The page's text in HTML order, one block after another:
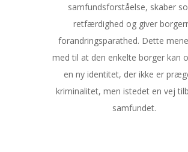
samfundsforståelse, skaber
retfærdighed og giver
forandringsparathed. Dette
med til at den enkelte borger kan
en ny identitet, der ikke er
kriminalitet, men istedet en vej
samfundet.